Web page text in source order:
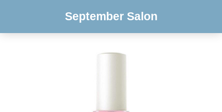
September Salon